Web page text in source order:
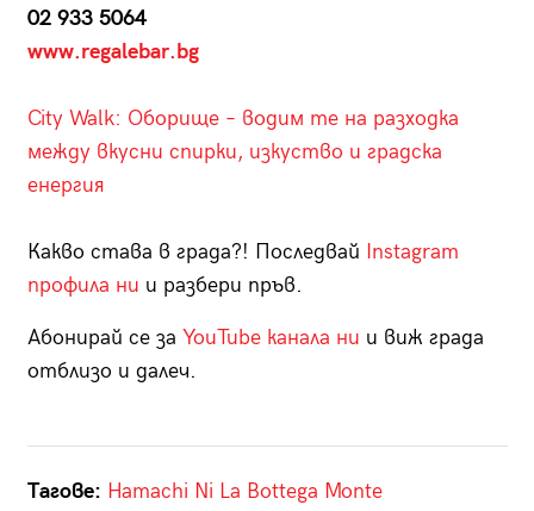
02 933 5064
www.regalebar.bg
City Walk: Оборище – водим те на разходка
между вкусни спирки, изкуство и градска
енергия
Какво става в града?! Последвай Instagram
профила ни и разбери пръв.
Абонирай се за YouTube канала ни и виж града
отблизо и далеч.
Тагове: Hamachi Ni La Bottega Monte